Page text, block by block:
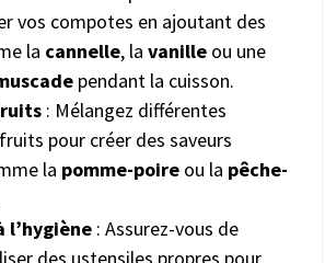
vos compotes en ajoutant des
la cannelle, la vanille ou une
pendant la cuisson.
: Mélangez différentes
pour créer des saveurs
la pomme-poire ou la pêche-
: Assurez-vous de
des ustensiles propres pour